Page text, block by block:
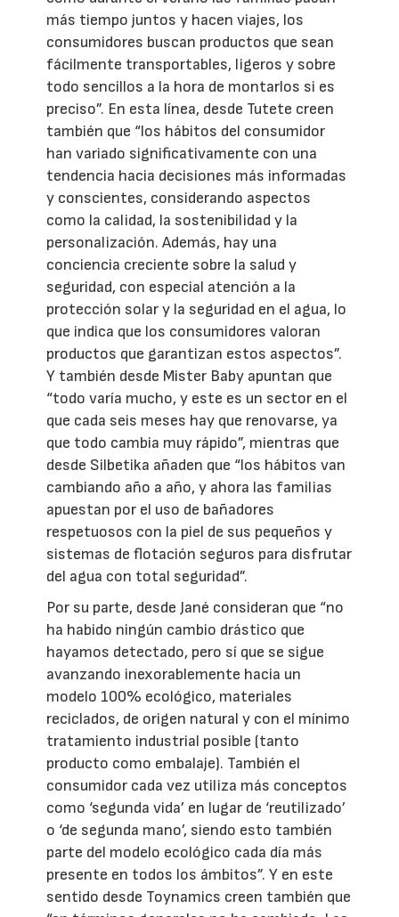
más tiempo juntos y hacen viajes, los
consumidores buscan productos que sean
fácilmente transportables, ligeros y sobre
todo sencillos a la hora de montarlos si es
preciso”. En esta línea, desde Tutete creen
también que “los hábitos del consumidor
han variado significativamente con una
tendencia hacia decisiones más informadas
y conscientes, considerando aspectos
como la calidad, la sostenibilidad y la
personalización. Además, hay una
conciencia creciente sobre la salud y
seguridad, con especial atención a la
protección solar y la seguridad en el agua, lo
que indica que los consumidores valoran
productos que garantizan estos aspectos”.
Y también desde Mister Baby apuntan que
“todo varía mucho, y este es un sector en el
que cada seis meses hay que renovarse, ya
que todo cambia muy rápido”, mientras que
desde Silbetika añaden que “los hábitos van
cambiando año a año, y ahora las familias
apuestan por el uso de bañadores
respetuosos con la piel de sus pequeños y
sistemas de flotación seguros para disfrutar
del agua con total seguridad”.
Por su parte, desde Jané consideran que “no
ha habido ningún cambio drástico que
hayamos detectado, pero sí que se sigue
avanzando inexorablemente hacia un
modelo 100% ecológico, materiales
reciclados, de origen natural y con el mínimo
tratamiento industrial posible (tanto
producto como embalaje). También el
consumidor cada vez utiliza más conceptos
como ‘segunda vida’ en lugar de ‘reutilizado’
o ‘de segunda mano’, siendo esto también
parte del modelo ecológico cada día más
presente en todos los ámbitos”. Y en este
sentido desde Toynamics creen también que